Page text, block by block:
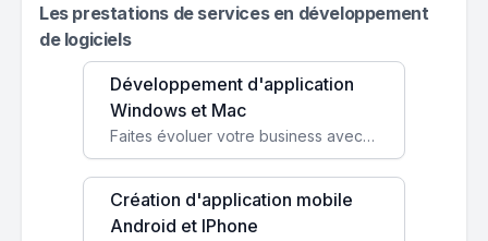
Les prestations de services en développement
de logiciels
Développement d'application
Windows et Mac
Faites évoluer votre business avec des solutions logicielles personnalisées, parfaitement adaptées à vos besoins spécifiques.
Création d'application mobile
Android et IPhone